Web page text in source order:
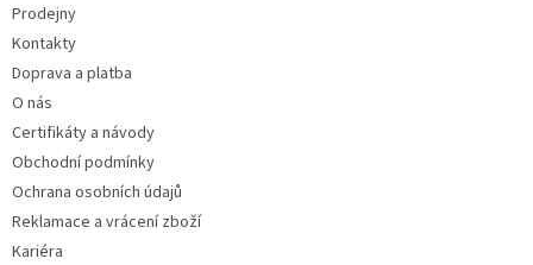
Prodejny
Kontakty
Doprava a platba
O nás
Certifikáty a návody
Obchodní podmínky
Ochrana osobních údajů
Reklamace a vrácení zboží
Kariéra